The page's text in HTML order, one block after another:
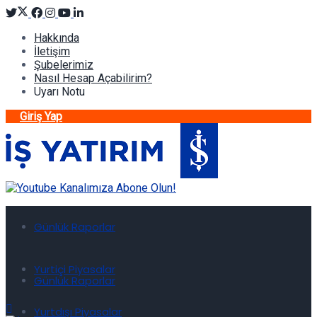
Hakkında
İletişim
Şubelerimiz
Nasıl Hesap Açabilirim?
Uyarı Notu
Giriş Yap
Günlük Raporlar
Yurtiçi Piyasalar
Yurtdışı Piyasalar
Günlük Raporlar